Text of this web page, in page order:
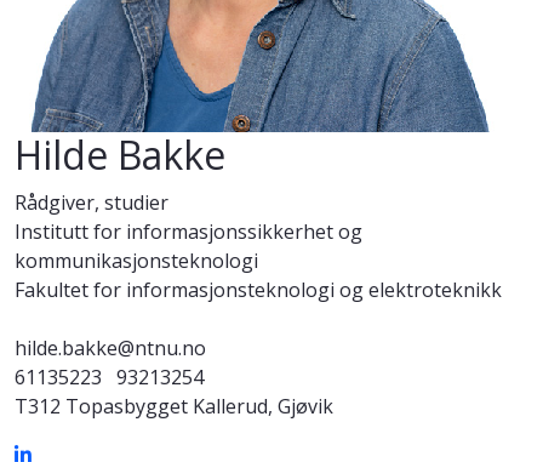
Hilde Bakke
Rådgiver, studier
Institutt for informasjonssikkerhet og
kommunikasjonsteknologi
Fakultet for informasjonsteknologi og elektroteknikk
hilde.bakke@ntnu.no
61135223 93213254
T312 Topasbygget Kallerud, Gjøvik